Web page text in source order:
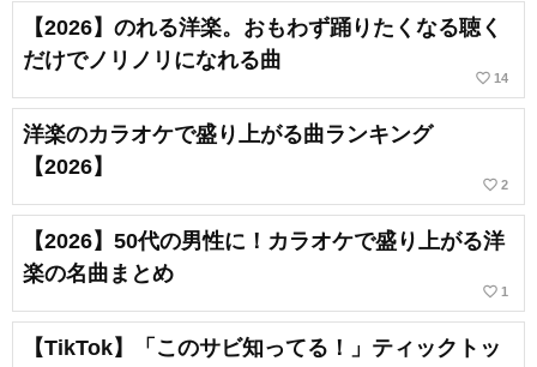
【2026】のれる洋楽。おもわず踊りたくなる聴く
だけでノリノリになれる曲
favorite_border 14
洋楽のカラオケで盛り上がる曲ランキング
【2026】
favorite_border 2
【2026】50代の男性に！カラオケで盛り上がる洋
楽の名曲まとめ
favorite_border 1
【TikTok】「このサビ知ってる！」ティックトッ